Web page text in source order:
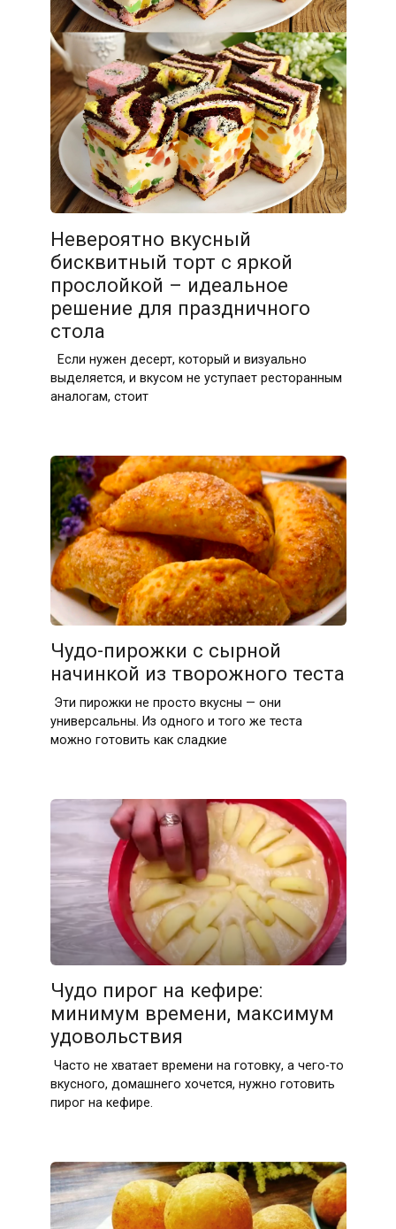
Невероятно вкусный
бисквитный торт с яркой
прослойкой – идеальное
решение для праздничного
стола
Если нужен десерт, который и визуально
выделяется, и вкусом не уступает ресторанным
аналогам, стоит
Чудо-пирожки с сырной
начинкой из творожного теста
Эти пирожки не просто вкусны — они
универсальны. Из одного и того же теста
можно готовить как сладкие
Чудо пирог на кефире:
минимум времени, максимум
удовольствия
Часто не хватает времени на готовку, а чего-то
вкусного, домашнего хочется, нужно готовить
пирог на кефире.